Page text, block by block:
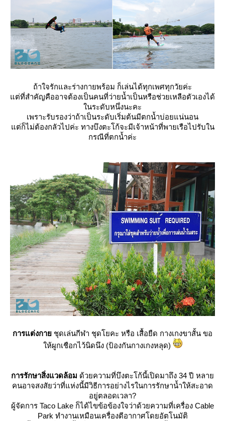
ถ้าใจรักและร่างกายพร้อม ก็เล่นได้ทุกเพศทุกวัยค่ะ
ต่ที่สำคัญคืออาจต้องเป็นคนที่ว่ายน้ำเป็นหรือช่วยเหลือตัวเองได้
นระดับหนึ่งนะคะ
เพราะรับรองว่าถ้าเป็นระดับเริ่มต้นมีตกน้ำบ่อยแน่นอน
ต่ก็ไม่ต้องกลัวไปค่ะ ทางบึงตะโก้จะมีเจ้าหน้าที่พายเรือไปรับใน
กรณีที่ตกน้ำค่ะ
การแต่งกา ชุดเล่นกีฬา ชุดโยคะ หรือ เสื้อยืด กางเกงขาสั้น ขอ
ห้ผูกเชือกไว้นิดนึง (ป้องกันกางเกงหลุด)
การรักษาสิ่งแวดล้อม ด้วยความที่บึงตะโก้นี้เปิดมาถึง 34 ปี หลา
คนอาจสงสัยว่าที่แห่งนี้มีวิธีการอย่างไรในการรักษาน้ำให้สะอาด
อยู่ตลอดเวลา?
ผู้จัดการ Taco Lake ก็ได้ไขข้อข้องใจว่าด้วยความที่เครื่อง Cable
Park ทำงานเหมือนเครื่องตีอากาศโดยอัตโนมัติ